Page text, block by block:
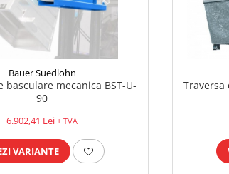
Bauer Suedlohn
basculare mecanica BST-U-
90
6.902,41 Lei + TVA
VARIANTE
Traversa